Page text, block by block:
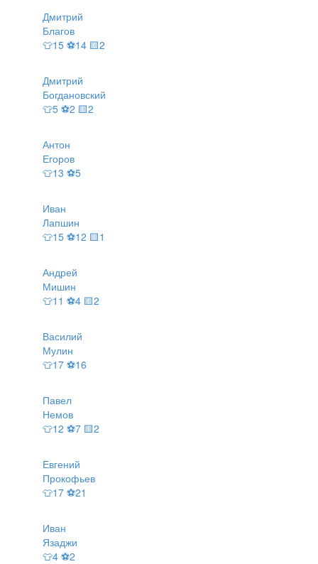
Дмитрий
Благов
👕15 ⚽14 🟨2
Дмитрий
Богдановский
👕5 ⚽2 🟨2
Антон
Егоров
👕13 ⚽5
Иван
Лапшин
👕15 ⚽12 🟨1
Андрей
Мишин
👕11 ⚽4 🟨2
Василий
Мулин
👕17 ⚽16
Павел
Немов
👕12 ⚽7 🟨2
Евгений
Прокофьев
👕17 ⚽21
Иван
Язаджи
👕4 ⚽2